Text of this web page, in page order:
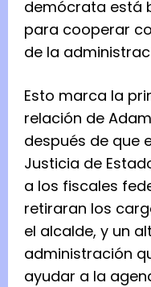
demócrata está
para cooperar
de la
Esto marca la
relación de
después de que
Justicia de
a los fiscales
retiraran los
el alcalde, y un
administración
ayudar a la